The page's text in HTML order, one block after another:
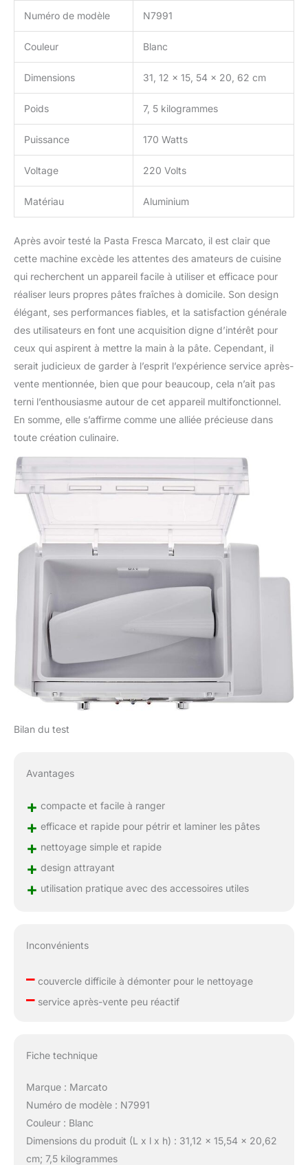
Numéro de modèle N7991
Couleur Blanc
Dimensions 31, 12 x 15, 54 x 20, 62 cm
Poids 7, 5 kilogrammes
Puissance 170 Watts
Voltage 220 Volts
Matériau Aluminium
Après avoir testé la Pasta Fresca Marcato, il est clair que
cette machine excède les attentes des amateurs de cuisine
qui recherchent un appareil facile à utiliser et efficace pour
réaliser leurs propres pâtes fraîches à domicile. Son design
élégant, ses performances fiables, et la satisfaction générale
des utilisateurs en font une acquisition digne d’intérêt pour
ceux qui aspirent à mettre la main à la pâte. Cependant, il
serait judicieux de garder à l’esprit l’expérience service après-
vente mentionnée, bien que pour beaucoup, cela n’ait pas
terni l’enthousiasme autour de cet appareil multifonctionnel.
En somme, elle s’affirme comme une alliée précieuse dans
toute création culinaire.
Bilan du test
Avantages
+ compacte et facile à ranger
+ efficace et rapide pour pétrir et laminer les pâtes
+ nettoyage simple et rapide
+ design attrayant
+ utilisation pratique avec des accessoires utiles
Inconvénients
–couvercle difficile à démonter pour le nettoyage
–service après-vente peu réactif
Fiche technique
Marque : Marcato
Numéro de modèle : N7991
Couleur : Blanc
Dimensions du produit (L x l x h) : 31,12 x 15,54 x 20,62
cm; 7,5 kilogrammes